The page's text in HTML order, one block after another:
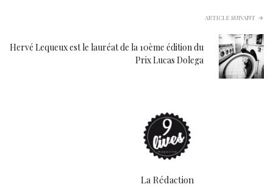
ARTICLE SUIVANT
Hervé Lequeux est le lauréat de la 10ème édition du
Prix Lucas Dolega
La Rédaction